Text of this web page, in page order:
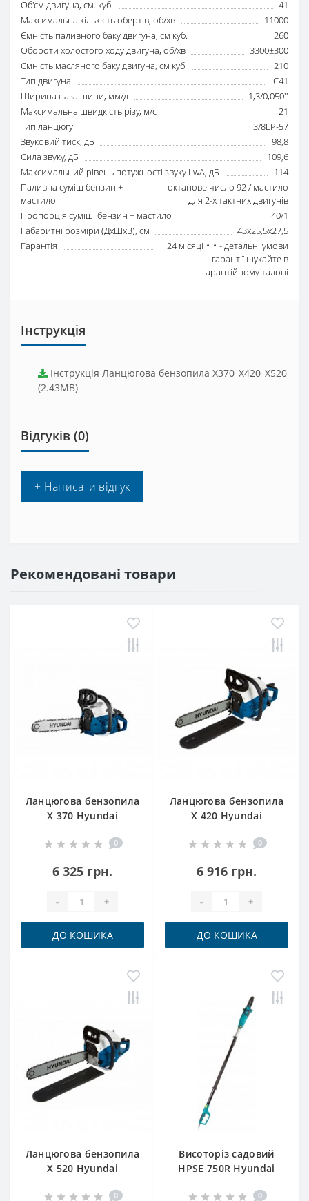
Об'єм двигуна, см. куб.
41
Максимальна кількість обертів, об/хв
11000
Ємність паливного баку двигуна, см куб.
260
Обороти холостого ходу двигуна, об/хв
3300±300
Ємність масляного баку двигуна, см куб.
210
Тип двигуна
IC41
Ширина паза шини, мм/д
1,3/0,050''
Максимальна швидкість різу, м/с
21
Тип ланцюгу
3/8LP-57
Звуковий тиск, дБ
98,8
Сила звуку, дБ
109,6
Максимальний рівень потужності звуку LwA, дБ
114
Паливна суміш бензин +
мастило
октанове число 92 / мастило
для 2-х тактних двигунів
Пропорція суміші бензин + мастило
40/1
Габаритні розміри (ДхШхВ), см
43х25,5х27,5
Гарантія
24 місяці * * - детальні умови
гарантії шукайте в
гарантійному талоні
Інструкція
Інструкція Ланцюгова бензопила X370_X420_X520
(2.43MB)
Відгуків (0)
+ Написати відгук
Рекомендовані товари
Ланцюгова бензопила
X 370 Hyundai
0
6 325 грн.
- +
ДО КОШИКА
Ланцюгова бензопила
X 420 Hyundai
0
6 916 грн.
- +
ДО КОШИКА
Ланцюгова бензопила
X 520 Hyundai
0
Висоторіз садовий
HPSE 750R Hyundai
0